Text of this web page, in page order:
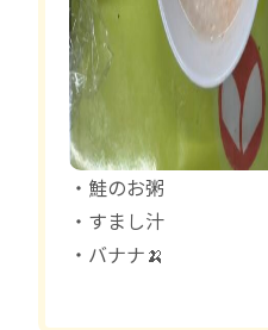
・鮭のお粥
・すまし汁
・バナナ🍌